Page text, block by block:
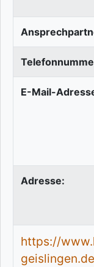
E-Mail-
Adresse:
https://